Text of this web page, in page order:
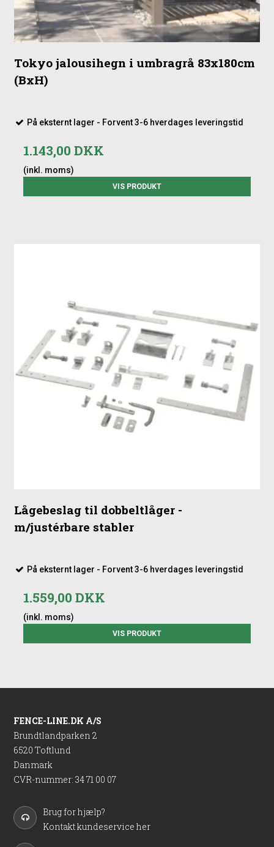
Tokyo jalousihegn i umbragrå 83x180cm
(BxH)
På eksternt lager - Forvent 3-6 hverdages leveringstid
1.143,00 DKK
(inkl. moms)
VIS PRODUKT
Lågebeslag til dobbeltlåger -
m/justérbare stabler
På eksternt lager - Forvent 3-6 hverdages leveringstid
1.559,00 DKK
(inkl. moms)
VIS PRODUKT
FENCE-LINE.DK A/S
Brundtlandparken 2
6520 Toftlund
Danmark
CVR-nummer: 34 71 00 07
Brug for hjælp?
Kontakt kundeservice her